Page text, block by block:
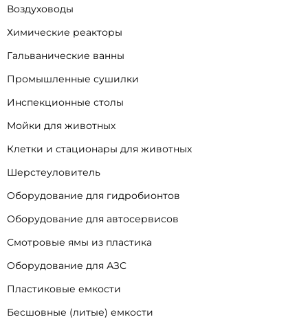
Воздуховоды
Химические реакторы
Гальванические ванны
Промышленные сушилки
Инспекционные столы
Мойки для животных
Клетки и стационары для животных
Шерстеуловитель
Оборудование для гидробионтов
Оборудование для автосервисов
Смотровые ямы из пластика
Оборудование для АЗС
Пластиковые емкости
Бесшовные (литые) емкости